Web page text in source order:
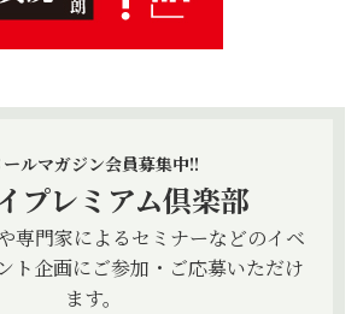
ールマガジン会員募集中!!
プレミアム倶楽部
専門家によるセミナーなどのイベ
ト企画にご参加・ご応募いただけ
ます。